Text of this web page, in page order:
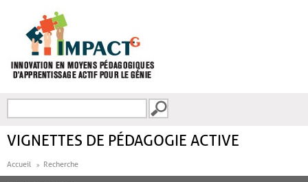
FORMULAIRE DE
VIGNETTES DE PÉDAGOGIE ACTIVE
Accueil Recherche